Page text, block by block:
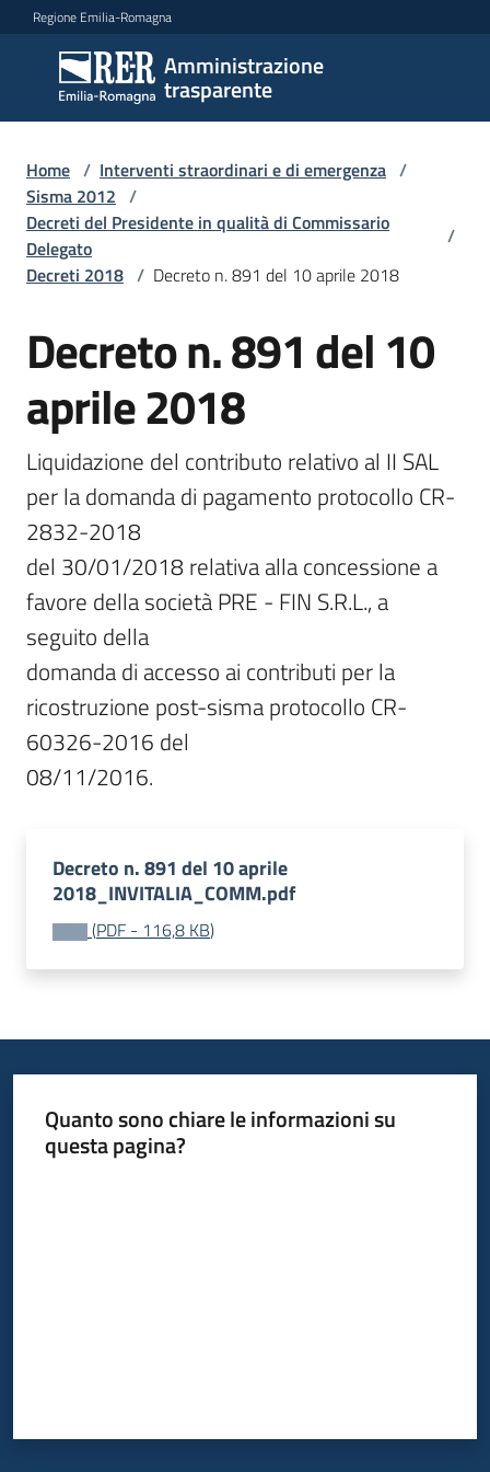
Vai al contenuto
Vai alla navigazione
Vai al footer
Regione Emilia-Romagna
Amministrazione
trasparente
Amministrazione
trasparente
Sottosezioni
Accesso
Home / Interventi straordinari e di emergenza /
Sisma 2012 /
Decreti del Presidente in qualità di Commissario
Delegato
/
Decreti 2018 / Decreto n. 891 del 10 aprile 2018
Decreto n. 891 del 10
aprile 2018
Liquidazione del contributo relativo al II SAL
per la domanda di pagamento protocollo CR-
2832-2018
del 30/01/2018 relativa alla concessione a
favore della società PRE - FIN S.R.L., a
seguito della
domanda di accesso ai contributi per la
ricostruzione post-sisma protocollo CR-
60326-2016 del
08/11/2016.
Decreto n. 891 del 10 aprile
2018_INVITALIA_COMM.pdf
(PDF - 116,8 KB)
Quanto sono chiare le informazioni su
questa pagina?